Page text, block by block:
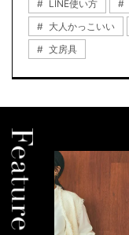
LINE使い方
大人かっこいい
文房具